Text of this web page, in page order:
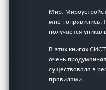
Мир.
мне понравились.
получается
В этих книгах
очень
существовала в
правилами.